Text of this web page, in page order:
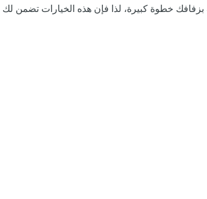
خطوة كبيرة، لذا فإن هذه الخيارات تضمن لك